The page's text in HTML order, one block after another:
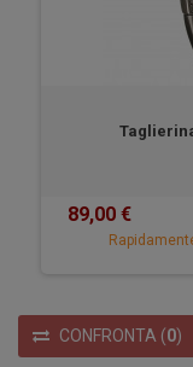
89,00 €
CONFRONTA (0)